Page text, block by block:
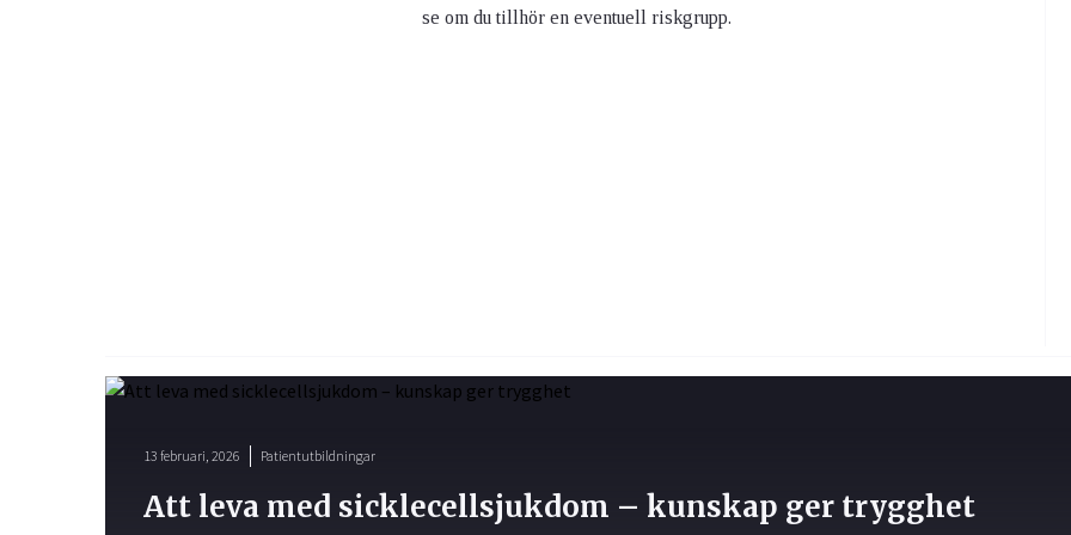
se om du tillhör en eventuell riskgrupp.
13 februari, 2026 Patientutbildningar
Att leva med sicklecellsjukdom – kunskap ger trygghet